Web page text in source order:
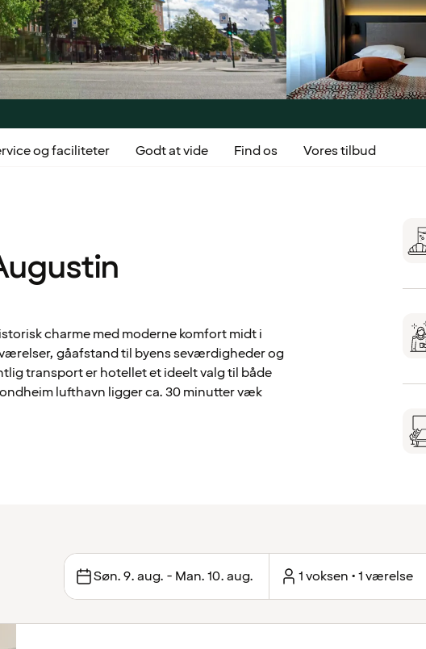
og faciliteter Godt at vide Find os Vores tilbud
charme med moderne komfort midt i
gåafstand til byens seværdigheder og
transport er hotellet et ideelt valg til både
lufthavn ligger ca. 30 minutter væk
Søn. 9. aug. - Man. 10. aug. 1 voksen • 1 værelse